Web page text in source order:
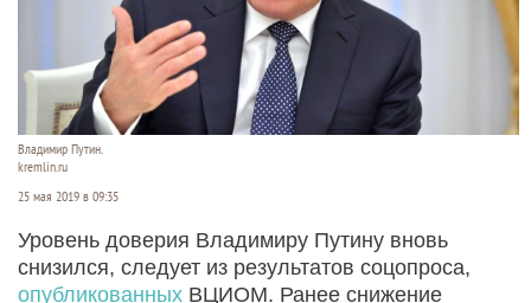
Владимир Путин.
kremlin.ru
25 мая 2019 в 09:35
Уровень доверия Владимиру Путину вновь
снизился, следует из результатов соцопроса,
опубликованных ВЦИОМ. Ранее снижение